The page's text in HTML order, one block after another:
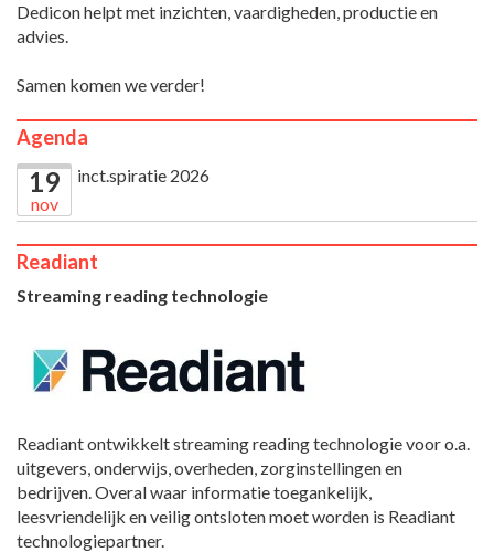
Dedicon helpt met inzichten, vaardigheden, productie en
advies.
Samen komen we verder!
Agenda
19
nov
inct.spiratie 2026
Readiant
Streaming reading technologie
Readiant ontwikkelt streaming reading technologie voor o.a.
uitgevers, onderwijs, overheden, zorginstellingen en
bedrijven. Overal waar informatie toegankelijk,
leesvriendelijk en veilig ontsloten moet worden is Readiant
technologiepartner.